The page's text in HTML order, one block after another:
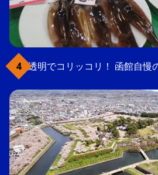
透明でコリッコリ！ 函館自慢